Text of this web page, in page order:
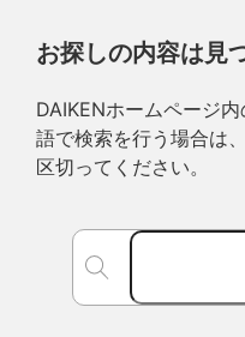
お探しの内容は見
DAIKENホームページ
語で検索を行う場合は
区切ってください。